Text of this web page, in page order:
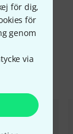
för dig,
för
genom
via